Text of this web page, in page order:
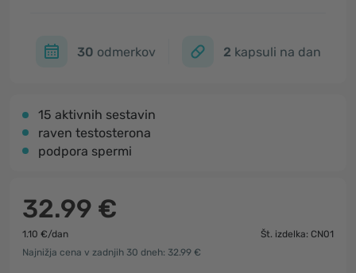
30 odmerkov 2 kapsuli na dan
15 aktivnih sestavin
raven testosterona
podpora spermi
32.99 €
1.10 €/dan
Št. izdelka: CN01
Najnižja cena v zadnjih 30 dneh: 32.99 €